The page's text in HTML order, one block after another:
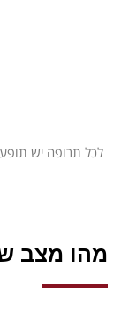
מהו מצב